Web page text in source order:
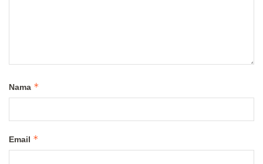
Nama *
Email *